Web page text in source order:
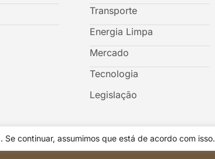
continuar, assumimos que está de acordo com isso.
Transporte
Energia Limpa
Mercado
Tecnologia
Legislação